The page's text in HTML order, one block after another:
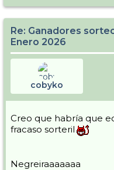
Re: Ganadores
Enero 2026
cobyko
Creo que habría que
fracaso sorteril
Negreiraaaaaaa